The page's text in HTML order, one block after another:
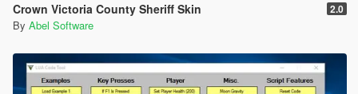
Crown Victoria County Sheriff Skin 2.0
By Abel Software